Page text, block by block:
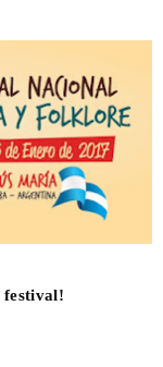
festival!